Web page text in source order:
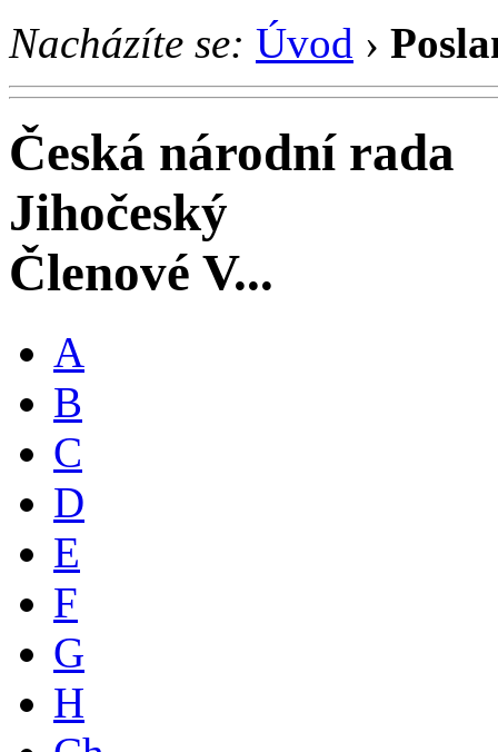
Nacházíte se: Úvod ›
Česká národní rada
Jihočeský
Členové V...
A
B
C
D
E
F
G
H